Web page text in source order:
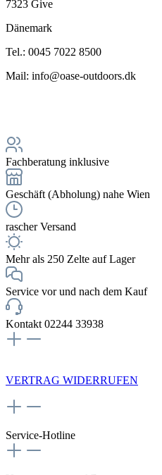
7323 Give
Dänemark
Tel.: 0045 7022 8500
Mail: info@oase-outdoors.dk
Fachberatung inklusive
Geschäft (Abholung) nahe Wien
rascher Versand
Mehr als 250 Zelte auf Lager
Service vor und nach dem Kauf
Kontakt 02244 33938
VERTRAG WIDERRUFEN
Service-Hotline